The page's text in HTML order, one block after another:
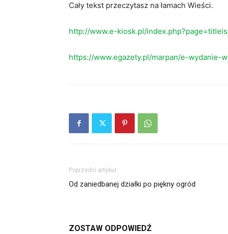
Cały tekst przeczytasz na łamach Wieści.
http://www.e-kiosk.pl/
https://www.egazety.pl/marpan/e-wydanie-
Poprzedni artykuł
Od zaniedbanej działki po piękny ogród
ZOSTAW ODPOWIEDŹ